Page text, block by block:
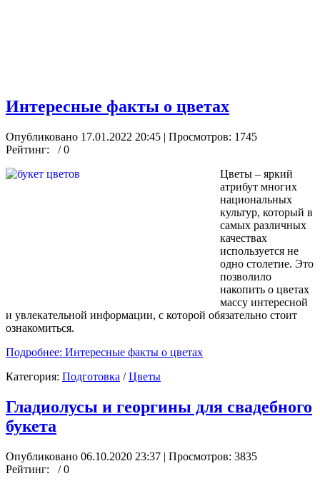
Интересные факты о цветах
Опубликовано 17.01.2022 20:45 | Просмотров: 1745
Рейтинг:
/ 0
Цветы – яркий
атрибут многих
национальных
культур, который в
самых различных
качествах
используется не
одно столетие. Это
позволило
накопить о цветах
массу интересной
и увлекательной информации, с которой обязательно стоит
ознакомиться.
Подробнее: Интересные факты о цветах
Категория: Подготовка /Цветы
Гладиолусы и георгины для свадебного
букета
Опубликовано 06.10.2020 23:37 | Просмотров: 3835
Рейтинг:
/ 0